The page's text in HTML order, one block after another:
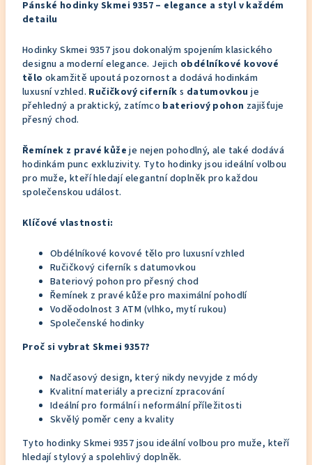
Pánské hodinky Skmei 9357 – elegance a styl v každém
detailu
Hodinky Skmei 9357 jsou dokonalým spojením klasického
designu a moderní elegance. Jejich obdélníkové kovové
tělo okamžitě upoutá pozornost a dodává hodinkám
luxusní vzhled. Ručičkový ciferník s datumovkou je
přehledný a praktický, zatímco bateriový pohon zajišťuje
přesný chod.
Řemínek z pravé kůžeje nejen pohodlný, ale také dodává
hodinkám punc exkluzivity. Tyto hodinky jsou ideální volbou
pro muže, kteří hledají elegantní doplněk pro každou
společenskou událost.
Klíčové vlastnosti:
Obdélníkové kovové tělo pro luxusní vzhled
Ručičkový ciferník s datumovkou
Bateriový pohon pro přesný chod
Řemínek z pravé kůže pro maximální pohodlí
Voděodolnost 3 ATM (vlhko, mytí rukou)
Společenské hodinky
Proč si vybrat Skmei 9357?
Nadčasový design, který nikdy nevyjde z módy
Kvalitní materiály a precizní zpracování
Ideální pro formální i neformální příležitosti
Skvělý poměr ceny a kvality
Tyto hodinky Skmei 9357 jsou ideální volbou pro muže, kteří
hledají stylový a spolehlivý doplněk.